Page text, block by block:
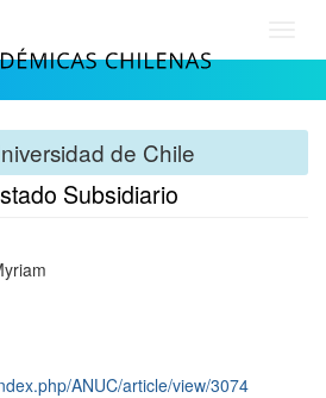
de Chile
Subsidiario
ANUC/article/view/3074